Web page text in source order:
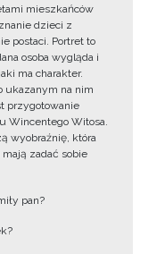
mieszkańców
dzieci z
postaci. Portret to
osoba wygląda i
ma charakter.
ukazanym na nim
przygotowanie
Wincentego Witosa.
wyobraźnię, która
zadać sobie
pan?